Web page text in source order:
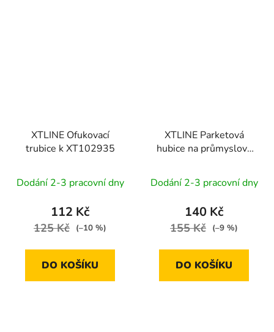
XTLINE Ofukovací
trubice k XT102935
Dodání 2-3 pracovní dny
112 Kč
125 Kč (–10 %)
DO KOŠÍKU
XTLINE Parketová
hubice na průmyslový
Dodání 2-3 pracovní dny
140 Kč
155 Kč (–9 %)
DO KOŠÍKU